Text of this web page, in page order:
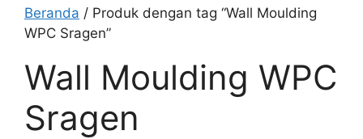
Beranda / Produk dengan tag “Wall Moulding
WPC Sragen”
Wall Moulding WPC
Sragen